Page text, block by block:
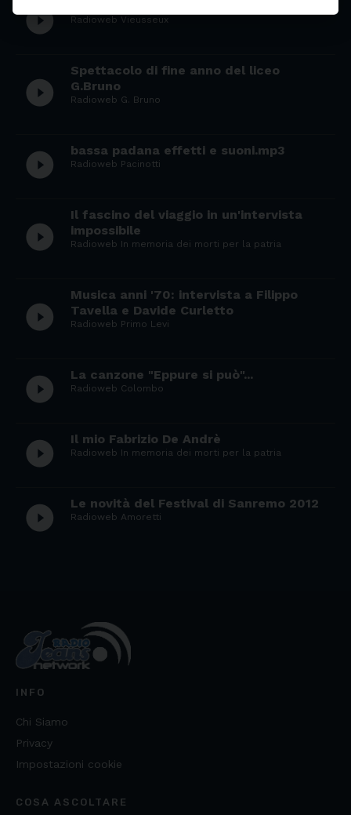
play_circle_filled Radioweb Vieusseux
play_circle_filled
Spettacolo di fine anno del liceo
G.Bruno
Radioweb G. Bruno
play_circle_filled bassa padana effetti e suoni.mp3
Radioweb Pacinotti
play_circle_filled
Il fascino del viaggio in un'intervista
impossibile
Radioweb In memoria dei morti per la patria
play_circle_filled
Musica anni '70: intervista a Filippo
Tavella e Davide Curletto
Radioweb Primo Levi
play_circle_filled La canzone "Eppure si può"...
Radioweb Colombo
play_circle_filled Il mio Fabrizio De Andrè
Radioweb In memoria dei morti per la patria
play_circle_filled Le novità del Festival di Sanremo 2012
Radioweb Amoretti
INFO
Chi Siamo
Privacy
Impostazioni cookie
COSA ASCOLTARE